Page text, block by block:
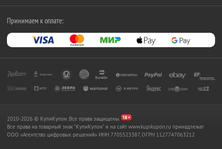
Принимаем к оплате:
2010-2026 © КупиКупон. Все права защищены.
Все права на товарный знак "КупиКупон" и на сайт www.kupikupon.ru принадлежат
OOO «Агентство цифровых решений» ИНН 7705523387, ОГРН 1127747063212